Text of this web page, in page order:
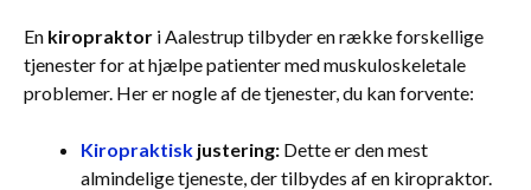
En kiropraktor i Aalestrup tilbyder en række forskellige
tjenester for at hjælpe patienter med muskuloskeletale
problemer. Her er nogle af de tjenester, du kan forvente:
Kiropraktisk justering: Dette er den mest
almindelige tjeneste, der tilbydes af en kiropraktor.